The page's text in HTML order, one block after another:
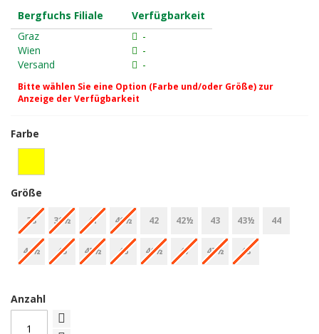
Bergfuchs Filiale
Verfügbarkeit
Graz
-
Wien
-
Versand
-
Bitte wählen Sie eine Option (Farbe und/oder Größe) zur
Anzeige der Verfügbarkeit
Farbe
Größe
38 38½ 41 41½ 42 42½ 43 43½ 44
44½ 45 45½ 46 46½ 47 47½ 48
Anzahl